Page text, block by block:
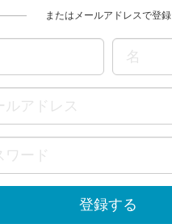
またはメールアドレスで登録